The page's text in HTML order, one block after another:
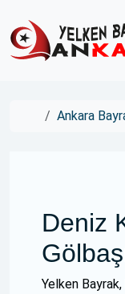
HomeAnkara
Deniz
Yelken